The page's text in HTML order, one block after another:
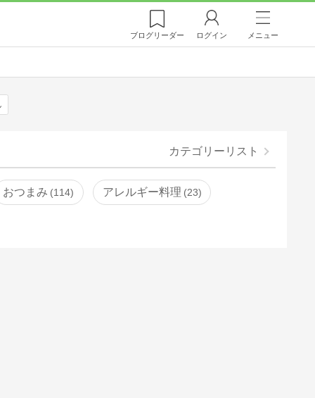
ブログリーダー ログイン メニュー
カテゴリーリスト
おつまみ 114 アレルギー料理 23